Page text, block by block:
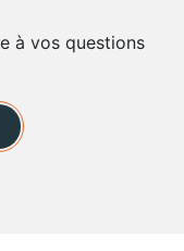
à vos questions